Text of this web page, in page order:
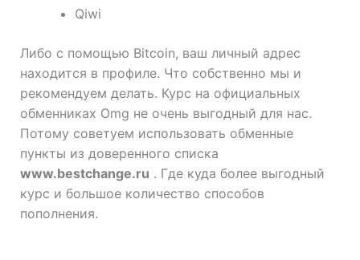
Qiwi
Либо с помощью Bitcoin, ваш личный адрес
находится в профиле. Что собственно мы и
рекомендуем делать. Курс на официальных
обменниках Omg не очень выгодный для нас.
Потому советуем использовать обменные
пункты из доверенного списка
www.bestchange.ru . Где куда более выгодный
курс и большое количество способов
пополнения.